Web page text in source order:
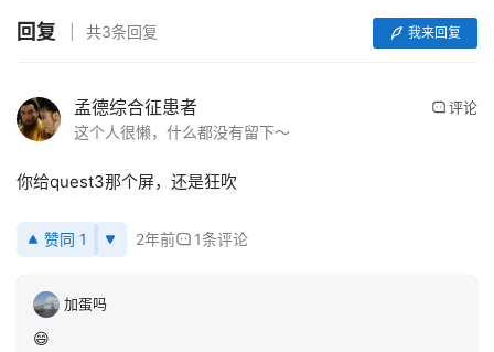
回复 共3条回复 我来回复
孟德综合征患者
这个人很懒，什么都没有留下～
评论
你给quest3那个屏，还是狂吹
赞同 1 2年前 1条评论
加蛋吗
😄